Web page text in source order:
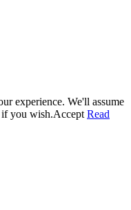
experience. We'll assume
you wish.Accept Read